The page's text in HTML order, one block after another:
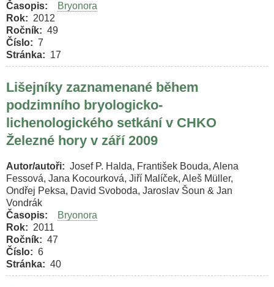
Časopis
Bryonora
Rok
2012
Ročník
49
Číslo
7
Stránka
17
Lišejníky zaznamenané během
podzimního bryologicko-
lichenologického setkání v CHKO
Železné hory v září 2009
Autor/autoři
Josef P. Halda, František Bouda, Alena
Fessová, Jana Kocourková, Jiří Malíček, Aleš Müller,
Ondřej Peksa, David Svoboda, Jaroslav Šoun & Jan
Vondrák
Časopis
Bryonora
Rok
2011
Ročník
47
Číslo
6
Stránka
40